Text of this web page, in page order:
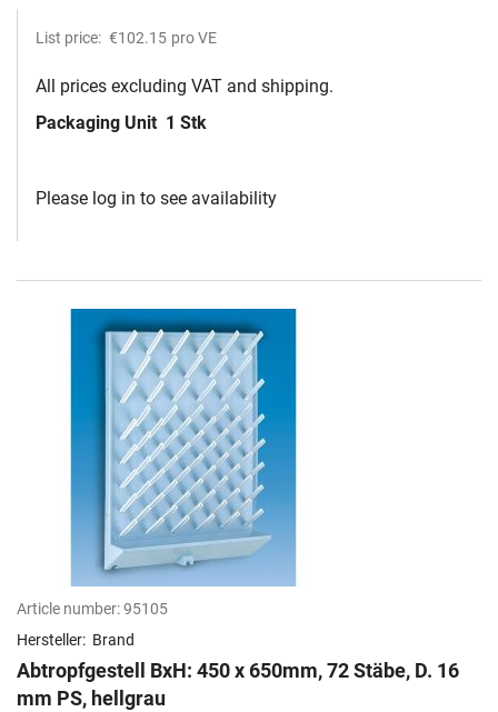
List price: €102.15 pro VE
All prices excluding VAT and shipping.
Packaging Unit 1 Stk
Please log in to see availability
Article number:95105
Hersteller: Brand
Abtropfgestell BxH: 450 x 650mm, 72 Stäbe, D. 16
mm PS, hellgrau